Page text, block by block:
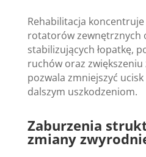
Rehabilitacja
rotatorów zewnętrznych
stabilizujących łopatkę,
ruchów oraz
pozwala zmniejszyć
dalszym uszkodzeniom.
Zaburzenia
zmiany